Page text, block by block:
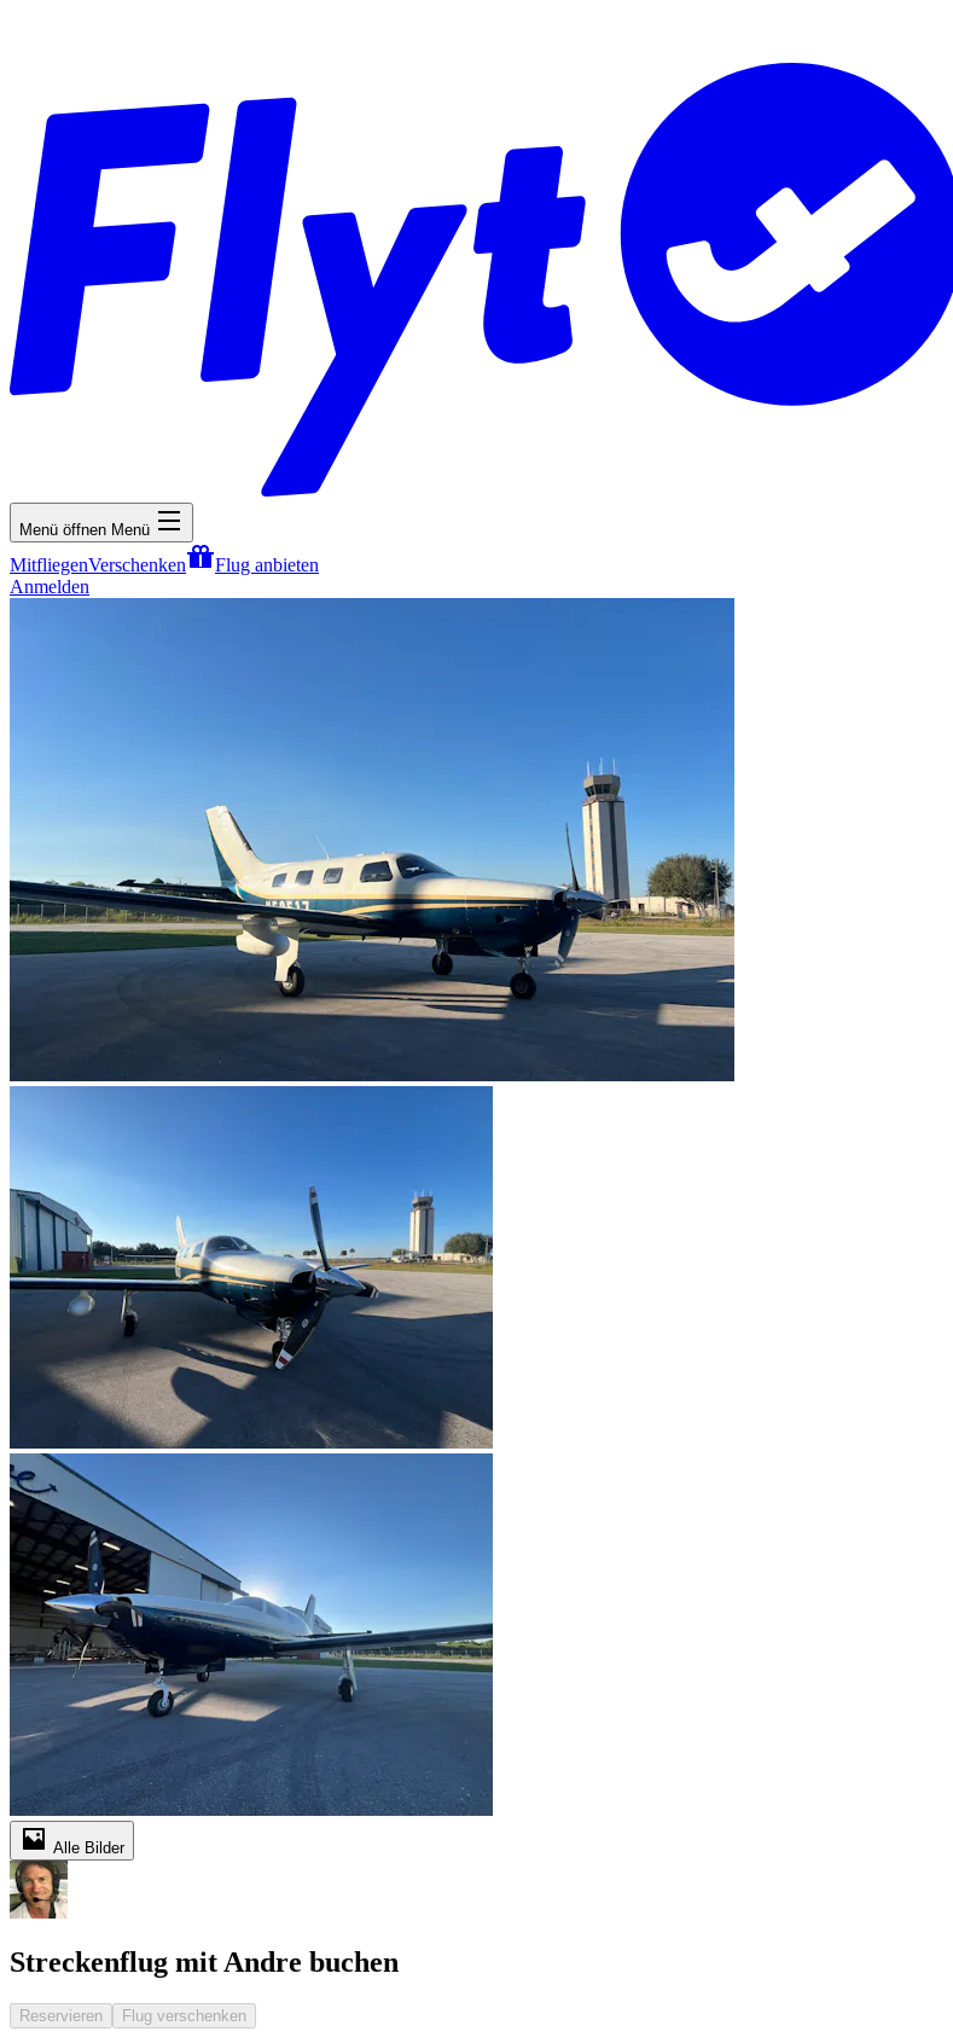
Menü öffnen Menü
MitfliegenVerschenken
Flug anbieten
Anmelden
Alle Bilder
Streckenflug mit Andre buchen
Reservieren Flug verschenken